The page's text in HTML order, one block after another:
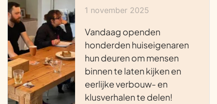
1 november 2025
Vandaag openden
honderden huiseigenaren
hun deuren om mensen
binnen te laten kijken en
eerlijke verbouw- en
klusverhalen te delen!